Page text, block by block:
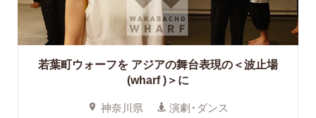
若葉町ウォーフを アジアの舞台表現の＜波止場
(wharf )＞に
神奈川県 演劇・ダンス